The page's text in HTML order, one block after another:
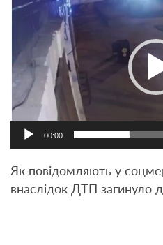
00:00
Як повідомляють у
внаслідок ДТП загинуло